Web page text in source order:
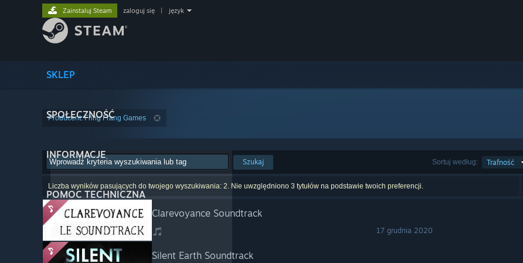
SKLEP
SPOŁECZNOŚĆ
INFORMACJE
POMOC TECHNICZNA
Zainstaluj Steam zaloguj się język
Producent: Fring Frang Games
Sortuj według: Trafność
Szukaj
Liczba wyników pasujących do twojego wyszukiwania: 2. Nie uwzględniono 3 tytułów na podstawie twoich preferencji.
Clarevoyance Soundtrack
17 grudnia 2020
Silent Earth Soundtrack